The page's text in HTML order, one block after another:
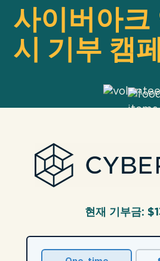
우리의
접근하다
영향
에 대한
사이버아크
시 기부 캠
현재 기부금: